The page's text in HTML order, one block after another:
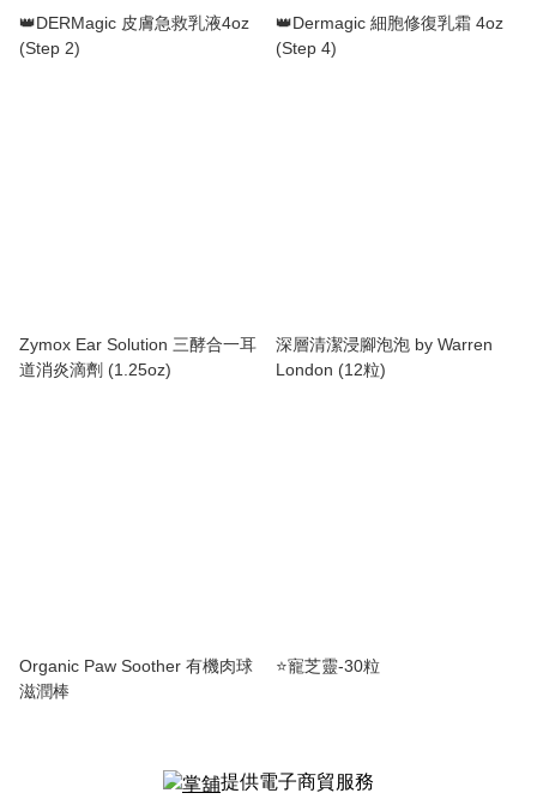
👑DERMagic 皮膚急救乳液4oz
(Step 2)
👑Dermagic 細胞修復乳霜 4oz
(Step 4)
Zymox Ear Solution 三酵合一耳
道消炎滴劑 (1.25oz)
深層清潔浸腳泡泡 by Warren
London (12粒)
Organic Paw Soother 有機肉球
滋潤棒
⭐️寵芝靈-30粒
提供電子商貿服務